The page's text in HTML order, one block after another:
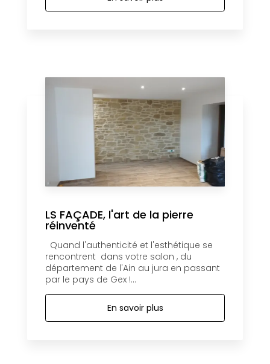
LS FAÇADE, l'art de la pierre
réinventé
Quand l'authenticité et l'esthétique se
rencontrent dans votre salon , du
département de l'Ain au jura en passant
par le pays de Gex !...
En savoir plus